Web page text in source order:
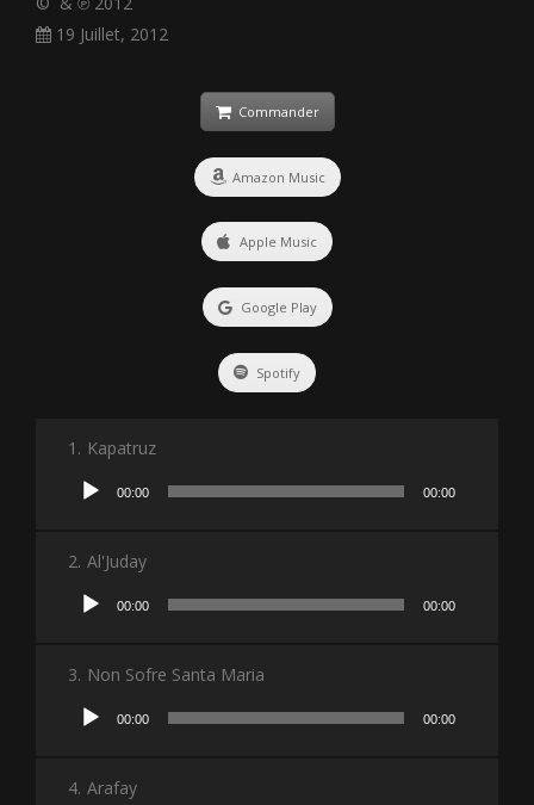
19 Juillet, 2012
Commander
Amazon Music
Apple Music
Google Play
Spotify
1. Kapatruz
Lecteur
00:00 00:00
2. Al'Juday
Lecteur
00:00 00:00
3. Non Sofre Santa Maria
Lecteur
00:00 00:00
4. Arafay